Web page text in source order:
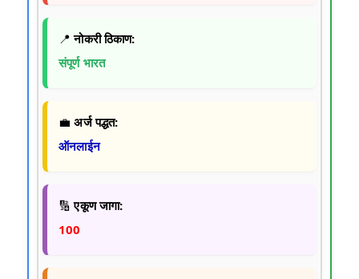
📍नोकरी ठिकाण:
संपूर्ण भारत
💼अर्ज पद्धत:
ऑनलाईन
🔢एकूण जागा:
100